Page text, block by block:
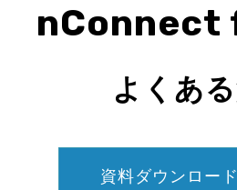
nConnect
よくあ
資料ダウンロー